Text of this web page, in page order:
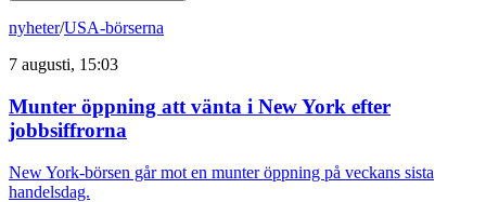
nyheter/USA-börserna
7 augusti, 15:03
Munter öppning att vänta i New York efter
jobbsiffrorna
New York-börsen går mot en munter öppning på veckans sista
handelsdag.